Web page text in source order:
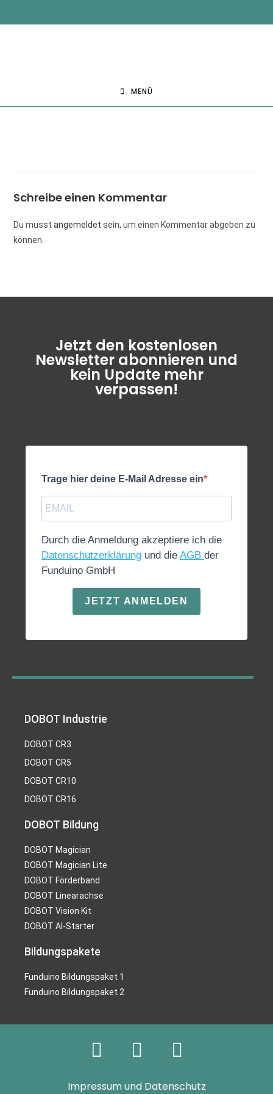
MENÜ
Schreibe einen Kommentar
Du musstangemeldet sein, um einen Kommentar abgeben zu
können.
Jetzt den kostenlosen
Newsletter abonnieren und
kein Update mehr
verpassen!
Trage hier deine E-Mail Adresse ein
Durch die Anmeldung akzeptiere ich die
Datenschutzerklärung und die AGB der
Funduino GmbH
JETZT ANMELDEN
DOBOT Industrie
DOBOT CR3
DOBOT CR5
DOBOT CR10
DOBOT CR16
DOBOT Bildung
DOBOT Magician
DOBOT Magician Lite
DOBOT Förderband
DOBOT Linearachse
DOBOT Vision Kit
DOBOT AI-Starter
Bildungspakete
Funduino Bildungspaket 1
Funduino Bildungspaket 2
Impressum und Datenschutz